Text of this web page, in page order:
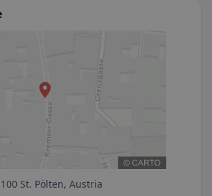
St. Pölten, Austria